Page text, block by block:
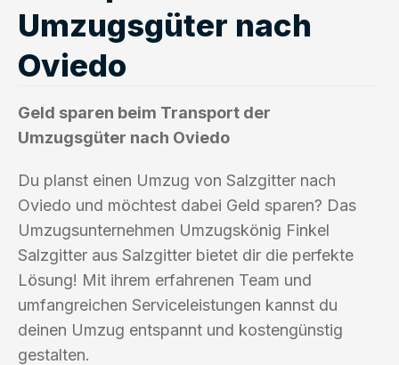
Umzugsgüter nach
Oviedo
Geld sparen beim Transport der
Umzugsgüter nach Oviedo
Du planst einen Umzug von Salzgitter nach
Oviedo und möchtest dabei Geld sparen? Das
Umzugsunternehmen Umzugskönig Finkel
Salzgitter aus Salzgitter bietet dir die perfekte
Lösung! Mit ihrem erfahrenen Team und
umfangreichen Serviceleistungen kannst du
deinen Umzug entspannt und kostengünstig
gestalten.